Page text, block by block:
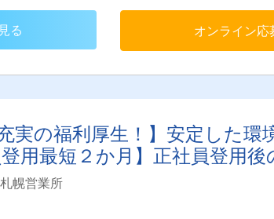
る オンライン応
実の福利厚生！】安定した環
用最短２か月】正社員登用後
幌営業所